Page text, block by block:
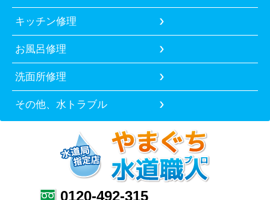
キッチン修理
お風呂修理
洗面所修理
その他、水トラブル
0120-492-315